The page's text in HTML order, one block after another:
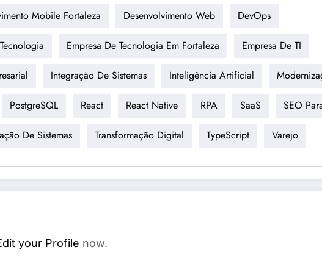
Mobile Fortaleza Desenvolvimento Web DevOps
Empresa De Tecnologia Em Fortaleza Empresa De TI
Integração De Sistemas Inteligência Artificial
PostgreSQL React React Native RPA SaaS SEO
De Sistemas Transformação Digital TypeScript Varejo
your Profile now.